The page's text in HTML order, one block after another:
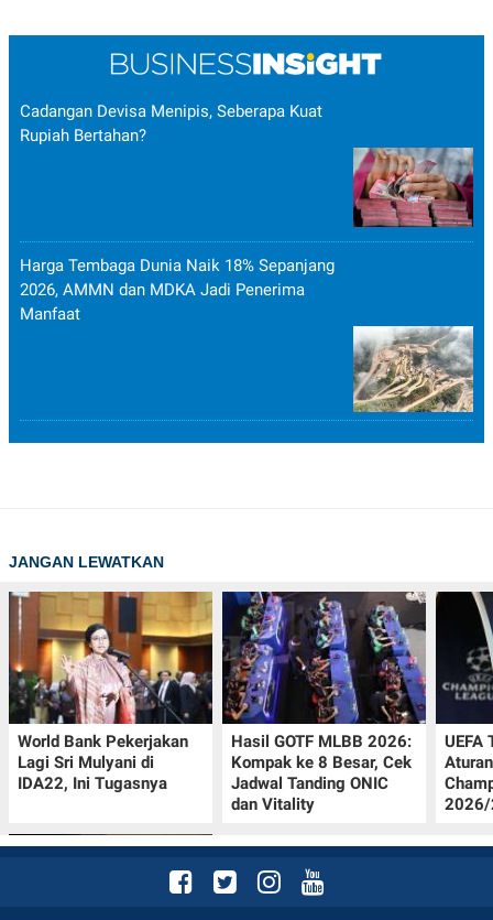
Cadangan Devisa Menipis, Seberapa Kuat
Rupiah Bertahan?
Harga Tembaga Dunia Naik 18% Sepanjang
2026, AMMN dan MDKA Jadi Penerima
Manfaat
JANGAN LEWATKAN
World Bank Pekerjakan
Lagi Sri Mulyani di
IDA22, Ini Tugasnya
Hasil GOTF MLBB 2026:
Kompak ke 8 Besar, Cek
Jadwal Tanding ONIC
dan Vitality
UEFA
2026/